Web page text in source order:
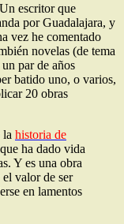
escritor que
por Guadalajara, y
vez he comentado
novelas (de tema
par de años
batido uno, o varios,
20 obras
la historia de
ha dado vida
Y es una obra
valor de ser
en lamentos